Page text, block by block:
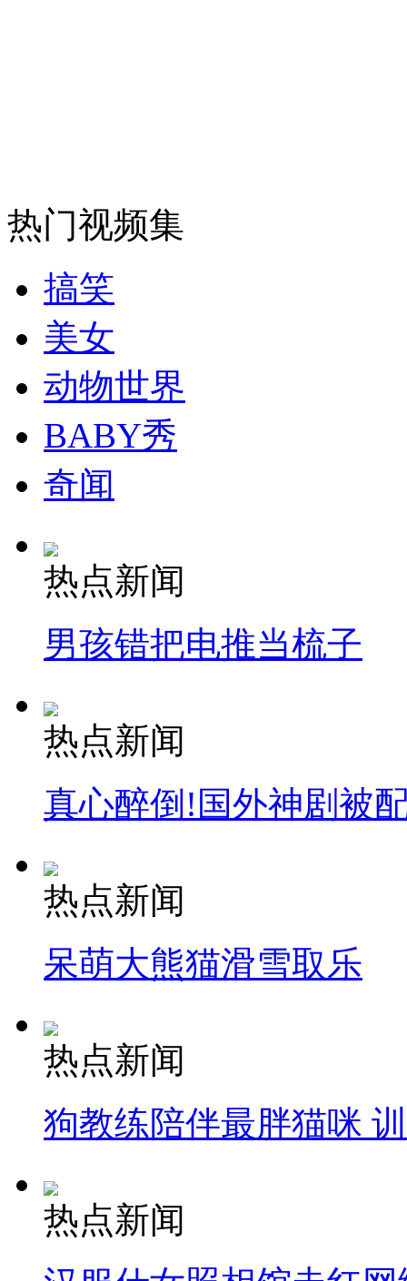
热门视频集
搞笑
美女
动物世界
BABY秀
奇闻
热点新闻
男孩错把电推当梳子
热点新闻
真心醉倒!国外神剧被
热点新闻
呆萌大熊猫滑雪取乐
热点新闻
狗教练陪伴最胖猫咪
热点新闻